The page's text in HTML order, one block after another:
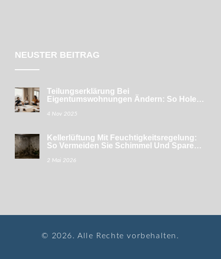
NEUSTER BEITRAG
Teilungserklärung Bei
Eigentumswohnungen Ändern: So Holen
4 Nov 2025
Kellerlüftung Mit Feuchtigkeitsregelung:
So Vermeiden Sie Schimmel Und Sparen
2 Mai 2026
© 2026. Alle Rechte vorbehalten.